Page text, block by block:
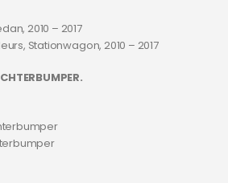
2010 – 2017
Stationwagon, 2010 – 2017